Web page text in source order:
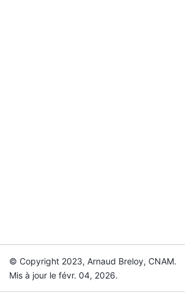
© Copyright 2023, Arnaud Breloy, CNAM.
Mis à jour le févr. 04, 2026.